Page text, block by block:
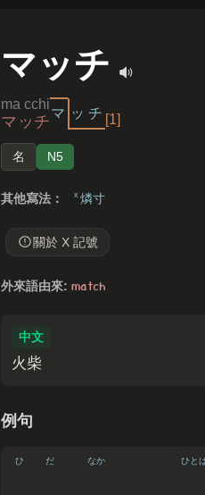
マッチ
ma cchi
マッチマ ッ チ [1]
名 N5
其他寫法： x 燐寸
關於 X 記號
外來語由來: match
中文
火柴
例句
ひ だ なか ひと